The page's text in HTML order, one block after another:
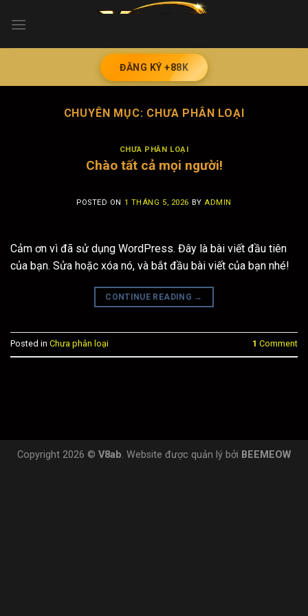
ĐĂNG KÝ +88K
CHUYÊN MỤC: CHƯA PHÂN LOẠI
CHƯA PHÂN LOẠI
Chào tất cả mọi người!
POSTED ON 1 THÁNG 5, 2026 BY ADMIN
Cảm ơn vì đã sử dụng WordPress. Đây là bài viết đầu tiên
của bạn. Sửa hoặc xóa nó, và bắt đầu bài viết của bạn nhé!
CONTINUE READING →
Posted in Chưa phân loại 1 Comment
Copyright 2026 © V8ab. Website được quản lý bởi BEEMEOW